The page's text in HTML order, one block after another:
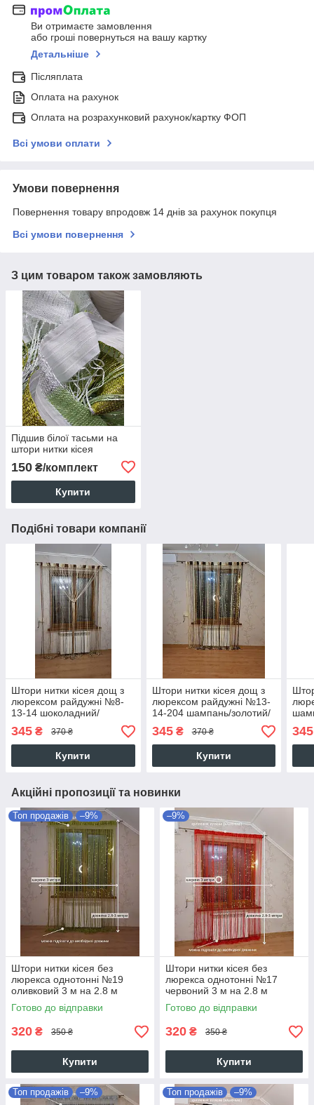
Ви отримаєте замовлення
або гроші повернуться на вашу картку
Детальніше
Післяплата
Оплата на рахунок
Оплата на розрахунковий рахунок/картку ФОП
Всі умови оплати
Умови повернення
Повернення товару впродовж 14 днів за рахунок покупця
Всі умови повернення
З цим товаром також замовляють
Підшив білої тасьми на
штори нитки кісея
150 ₴/комплект
Купити
Подібні товари компанії
Штори нитки кісея дощ з
люрексом райдужні №8-
13-14 шоколадний/
шампань/золотий 3 м на
2.8 м більше 50-ти
кольорів
345 ₴ 370 ₴
Купити
Штори нитки кісея дощ з
люрексом райдужні №13-
14-204 шампань/золотий/
венге 3 м на 2.8 м
345₴ 370 ₴
Купити
345
Акційні пропозиції та новинки
Топ продажів –9%
Штори нитки кісея без
люрекса однотонні №19
оливковий 3 м на 2.8 м
Готово до відправки
320 ₴ 350 ₴
Купити
–9%
Штори нитки кісея без
люрекса однотонні №17
червоний 3 м на 2.8 м
Готово до відправки
320 ₴ 350 ₴
Купити
Топ продажів –9% Топ продажів –9%